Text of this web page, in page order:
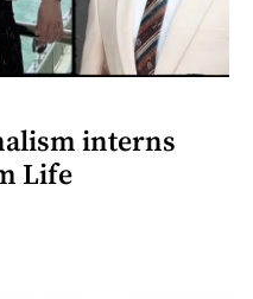
interns
Life